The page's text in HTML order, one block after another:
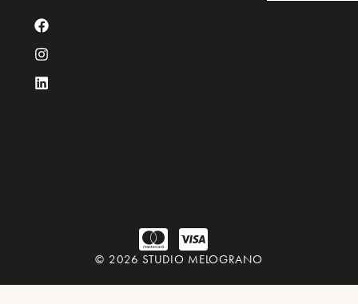
© 2026 STUDIO MELOGRANO